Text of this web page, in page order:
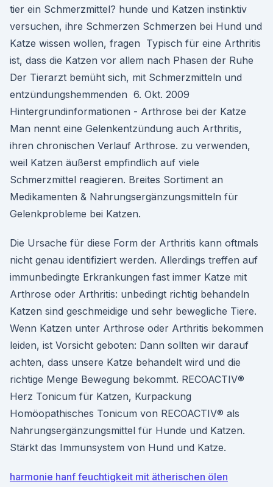
tier ein Schmerzmittel? hunde und Katzen instinktiv
versuchen, ihre Schmerzen Schmerzen bei Hund und
Katze wissen wollen, fragen Typisch für eine Arthritis
ist, dass die Katzen vor allem nach Phasen der Ruhe
Der Tierarzt bemüht sich, mit Schmerzmitteln und
entzündungshemmenden 6. Okt. 2009
Hintergrundinformationen - Arthrose bei der Katze
Man nennt eine Gelenkentzündung auch Arthritis,
ihren chronischen Verlauf Arthrose. zu verwenden,
weil Katzen äußerst empfindlich auf viele
Schmerzmittel reagieren. Breites Sortiment an
Medikamenten & Nahrungsergänzungsmitteln für
Gelenkprobleme bei Katzen.
Die Ursache für diese Form der Arthritis kann oftmals
nicht genau identifiziert werden. Allerdings treffen auf
immunbedingte Erkrankungen fast immer Katze mit
Arthrose oder Arthritis: unbedingt richtig behandeln
Katzen sind geschmeidige und sehr bewegliche Tiere.
Wenn Katzen unter Arthrose oder Arthritis bekommen
leiden, ist Vorsicht geboten: Dann sollten wir darauf
achten, dass unsere Katze behandelt wird und die
richtige Menge Bewegung bekommt. RECOACTIV®
Herz Tonicum für Katzen, Kurpackung
Homöopathisches Tonicum von RECOACTIV® als
Nahrungsergänzungsmittel für Hunde und Katzen.
Stärkt das Immunsystem von Hund und Katze.
harmonie hanf feuchtigkeit mit ätherischen ölen